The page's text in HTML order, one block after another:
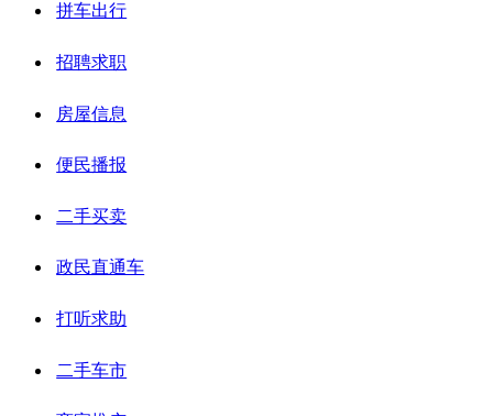
拼车出行
招聘求职
房屋信息
便民播报
二手买卖
政民直通车
打听求助
二手车市